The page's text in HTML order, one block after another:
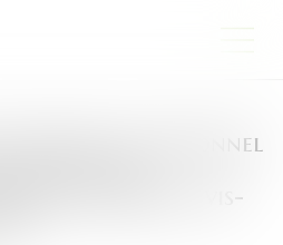
du personnel
d’une
de résultat vis-